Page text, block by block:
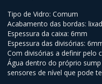
Tipo de Vidro: Comum
Acabamento das bordas:
Espessura da caixa: 6mm
Espessura das divisórias:
Com divisórias a definir pelo
Água dentro do próprio
sensores de nível que pode